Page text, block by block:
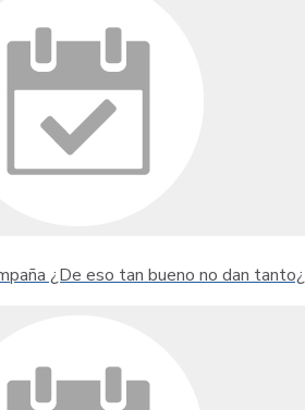
¿De eso tan bueno no dan tanto¿